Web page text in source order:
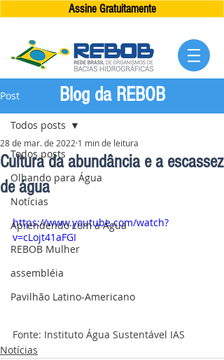
Assine Gratuitamente
Post
Todos posts
Olhando para Água
Notícias
Aprendendo com a Água
REBOB Mulher
assembléia
Pavilhão Latino-Americano
Todos posts
Cultura da abundância e a escassez
de água
28 de mar. de 2022 1 min de leitura
https://www.youtube.com/watch?
v=cLojt41aFGI
Fonte: Instituto Água Sustentável IAS
Notícias
Blog da REBOB